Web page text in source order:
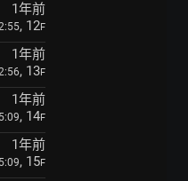
1年前
, 12F
1年前
, 13F
1年前
, 14F
1年前
, 15F